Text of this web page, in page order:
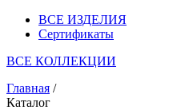
ВСЕ ИЗДЕЛИЯ
Сертификаты
ВСЕ КОЛЛЕКЦИИ
Главная /
Каталог